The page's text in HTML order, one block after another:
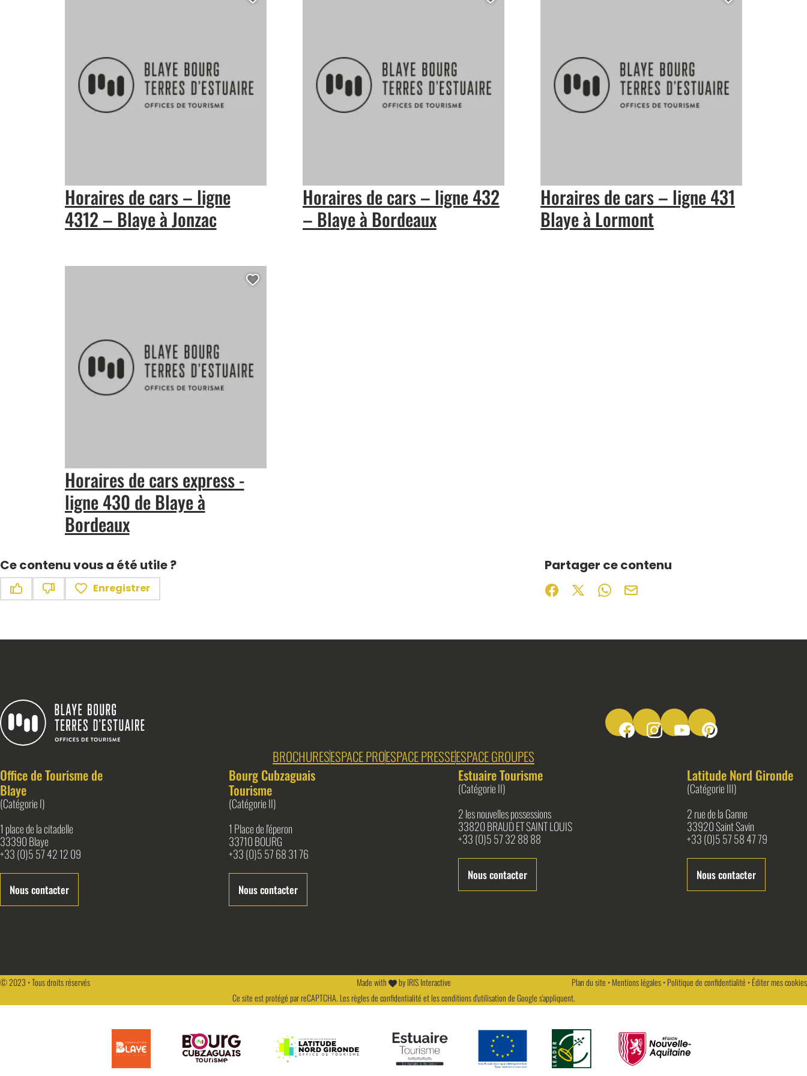
Horaires de cars – ligne
4312 – Blaye à Jonzac
Horaires de cars – ligne 432
– Blaye à Bordeaux
Horaires de cars – ligne 431
Blaye à Lormont
Horaires de cars express -
ligne 430 de Blaye à
Bordeaux
Ajouter cette page au carnet de voyage ?
Ce contenu vous a été utile ?
Enregistrer
Partager ce contenu
Partager sur Facebook (nouvelle fenêtre)
Partager sur X / Twitter (nouvelle fenêtre)
Partager sur WhatsApp
Partager par mail
Suivez-nous sur Facebook
Suivez-nous sur Instagram
Suivez-nous sur Youtube
Suivez-nous sur
BROCHURESESPACE PROESPACE PRESSEESPACE GROUPES
Office de Tourisme de
Blaye
(Catégorie I)
1 place de la citadelle
33390 Blaye
+33 (0)5 57 42 12 09
Nous contacter
Bourg Cubzaguais
Tourisme
(Catégorie II)
1 Place de l'éperon
33710 BOURG
+33 (0)5 57 68 31 76
Nous contacter
Estuaire Tourisme
(Catégorie II)
2 les nouvelles possessions
33820 BRAUD ET SAINT LOUIS
+33 (0)5 57 32 88 88
Nous contacter
Latitude Nord Gironde
(Catégorie III)
2 rue de la Ganne
33920 Saint Savin
+33 (0)5 57 58 47 79
Nous contacter
© 2023 • Tous droits réservés Made with byIRIS Interactive Plan du site •Mentions légales•Politique de confidentialité •Éditer mes cookies
Ce site est protégé par reCAPTCHA. Lesrègles de confidentialitéet lesconditions d'utilisationde Google s'appliquent.